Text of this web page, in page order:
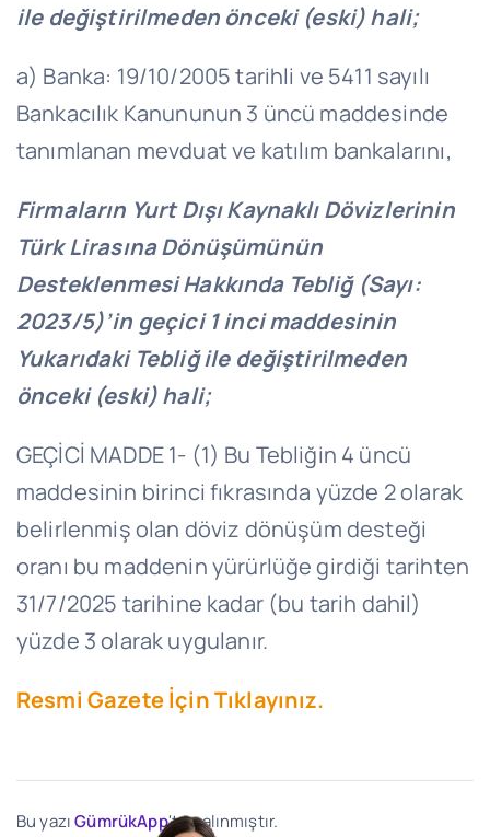
ile değiştirilmeden önceki (eski) hali;
a) Banka: 19/10/2005 tarihli ve 5411 sayılı
Bankacılık Kanununun 3 üncü maddesinde
tanımlanan mevduat ve katılım bankalarını,
Firmaların Yurt Dışı Kaynaklı Dövizlerinin
Türk Lirasına Dönüşümünün
Desteklenmesi Hakkında Tebliğ (Sayı:
2023/5)’in geçici 1 inci maddesinin
Yukarıdaki Tebliğ ile değiştirilmeden
önceki (eski) hali;
GEÇİCİ MADDE 1- (1) Bu Tebliğin 4 üncü
maddesinin birinci fıkrasında yüzde 2 olarak
belirlenmiş olan döviz dönüşüm desteği
oranı bu maddenin yürürlüğe girdiği tarihten
31/7/2025 tarihine kadar (bu tarih dahil)
yüzde 3 olarak uygulanır.
Resmi Gazete İçin Tıklayınız.
Bu yazıGümrükApp'ten alınmıştır.